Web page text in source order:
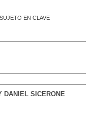
EN CLAVE
DANIEL SICERONE